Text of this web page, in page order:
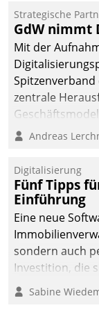
kommunale
gemeinsam mit
Teilprozess der
Strategische
GdW nimmt
Mit der
zentrale
entwickeln.
Andreas
Digitalisierung
Fünf Tipps
Einführung
Eine neue
sondern auch
Investition, die
nachhaltige
dieses Ziel
Sabine